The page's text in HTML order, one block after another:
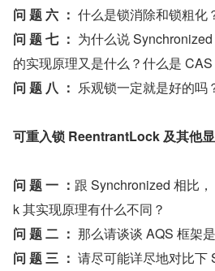
问 题 六 ： 什么是锁消除和锁粗化
问 题 七 ： 为什么说
的实现原理又是什么？什么是
问 题 八 ： 乐观锁一定就是好的吗
可重入锁 ReentrantLock 及其他
问 题 一 ： 跟 Synchronized 相比
k 其实现原理有什么不同？
问 题 二 ： 那么请谈谈 AQS 框架
问 题 三 ： 请尽可能详尽地对比下